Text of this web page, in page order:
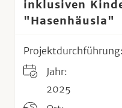
inklusiven
"Hasenhäusla"
Projektdurchführung:
Jahr:
2025